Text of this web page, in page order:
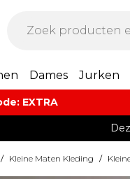
Dames Jurken
EXTRA​
/ Kleine Maten Kleding /